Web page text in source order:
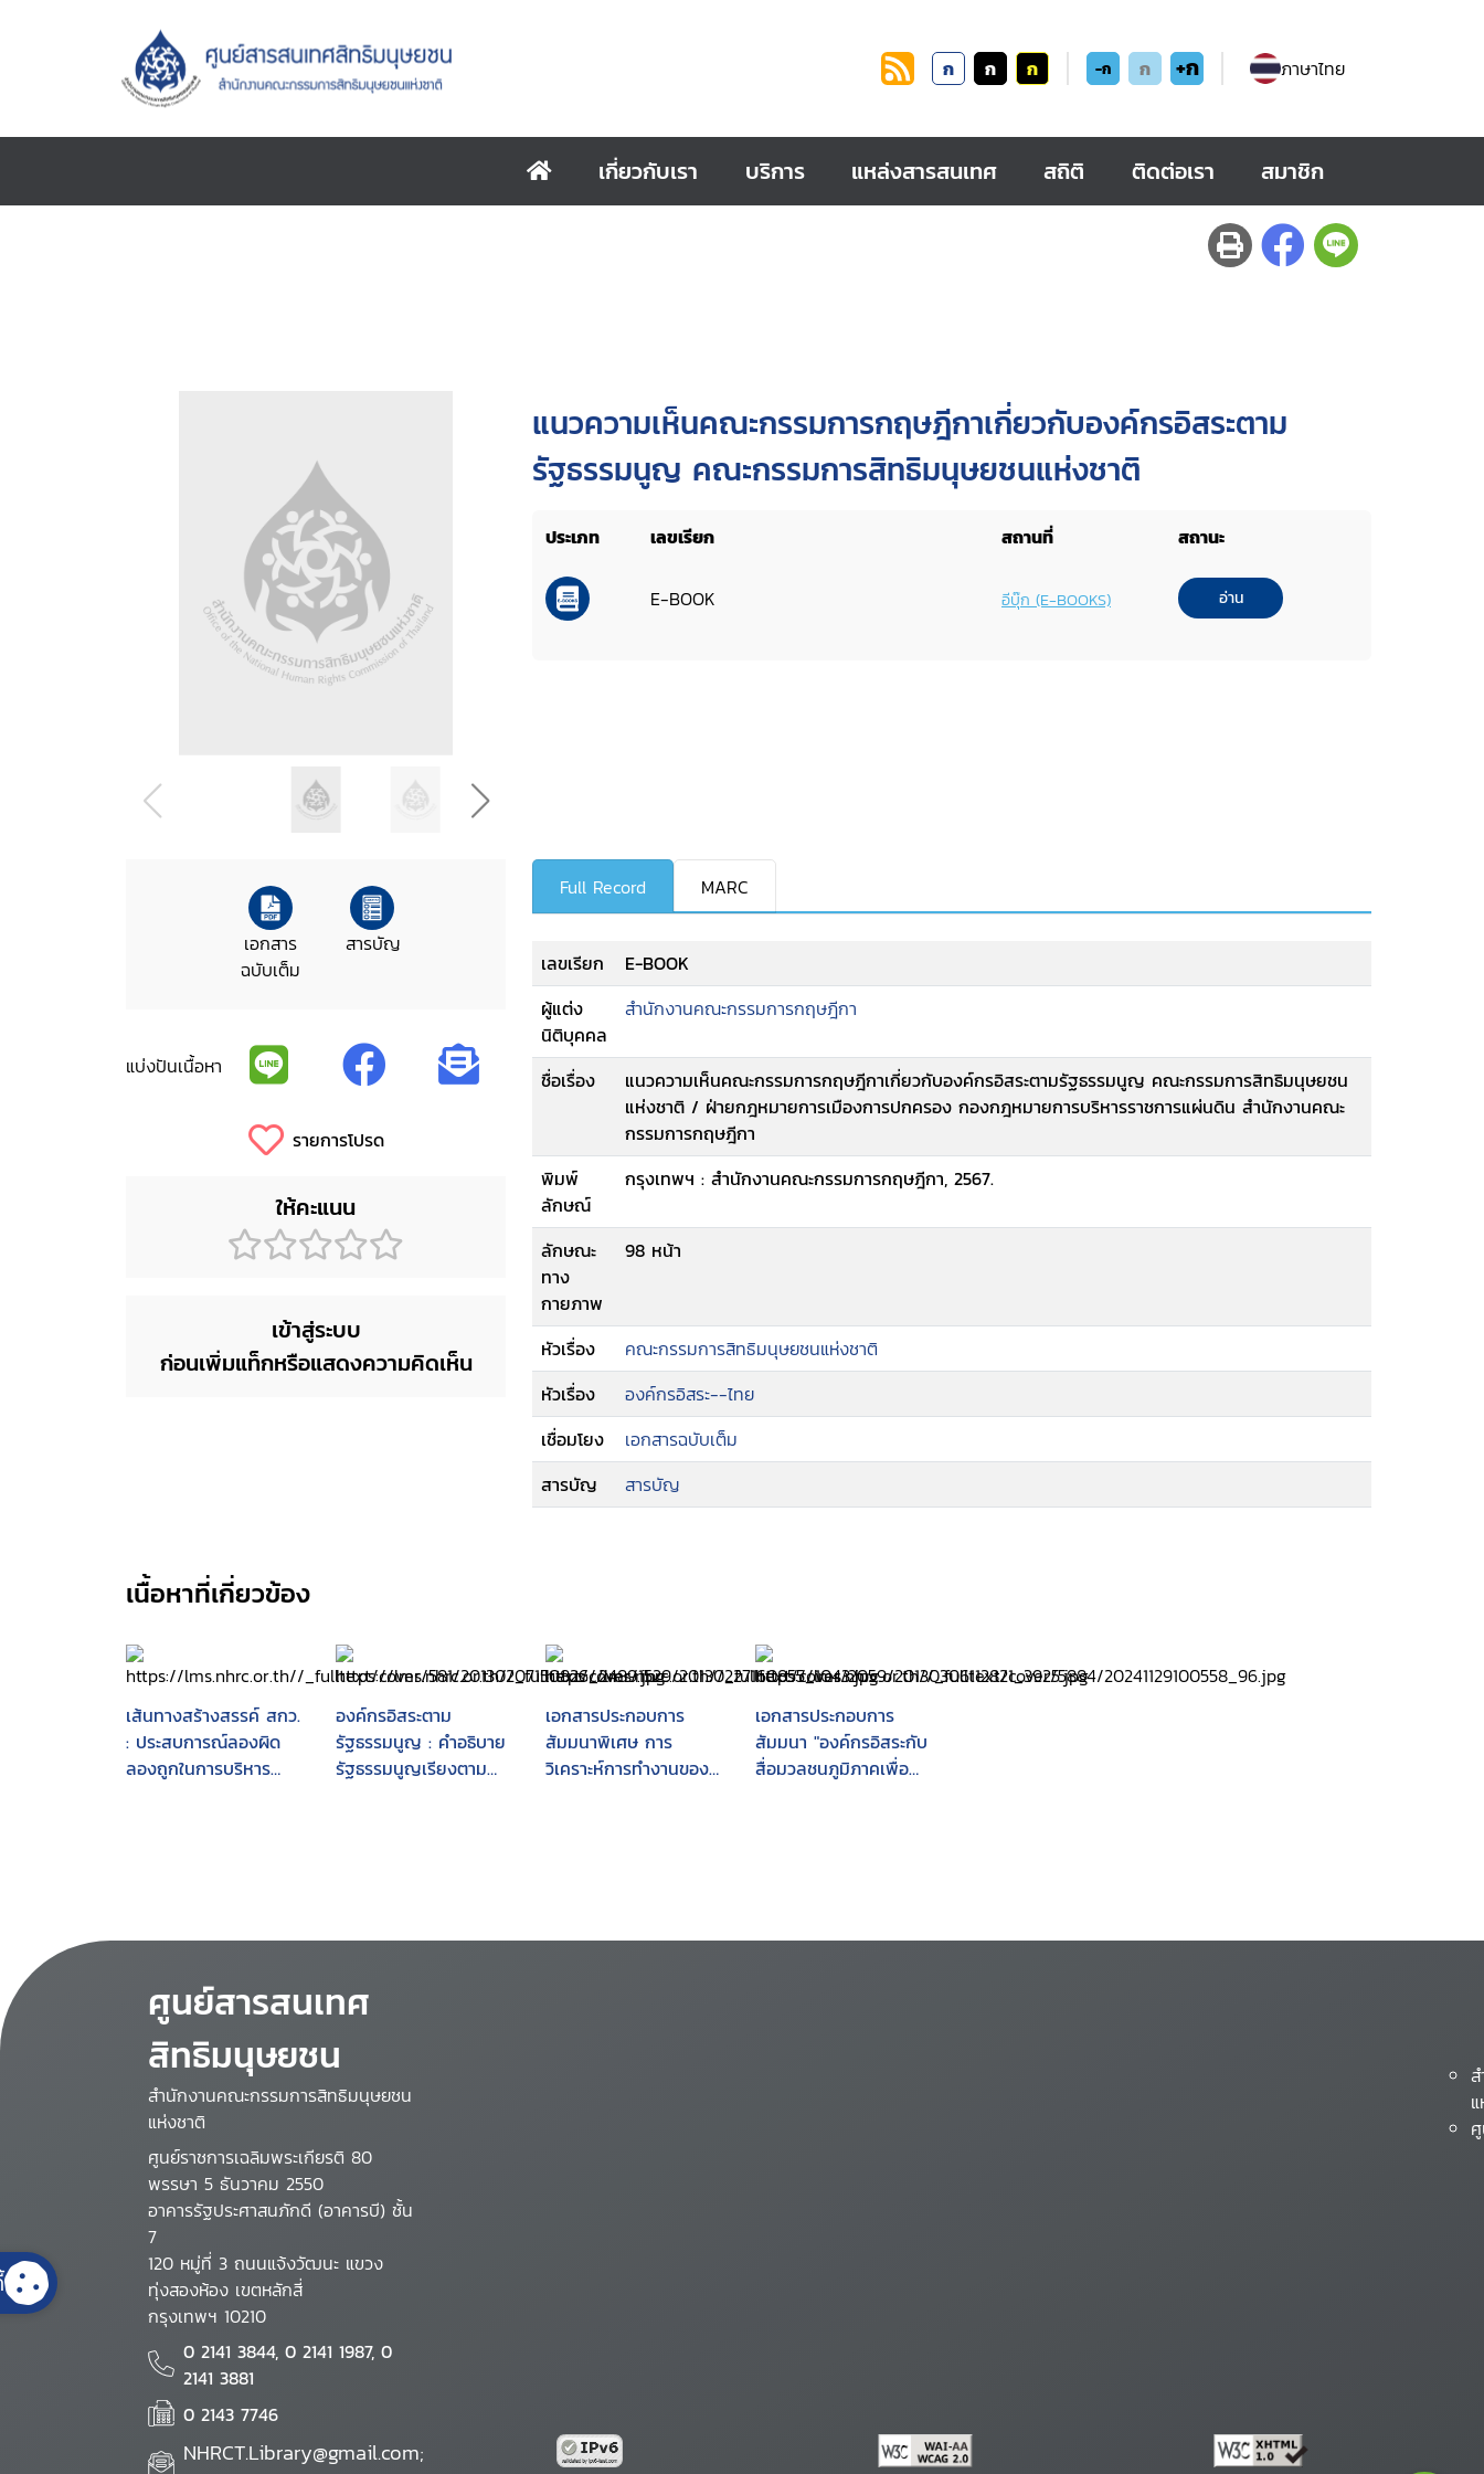
ก ก ก -ก ก +ก ภาษาไทย
เกี่ยวกับเรา บริการ แหล่งสารสนเทศ สถิติ ติดต่อเรา สมาชิก
แนวความเห็นคณะกรรมการกฤษฎีกาเกี่ยวกับองค์กรอิสระตาม
รัฐธรรมนูญ คณะกรรมการสิทธิมนุษยชนแห่งชาติ
ประเภท เลขเรียก สถานที่ สถานะ
E-BOOK อีบุ๊ก (E-BOOKS) อ่าน
เอกสาร
ฉบับเต็ม
สารบัญ
แบ่งปันเนื้อหา
รายการโปรด
ให้คะแนน
เข้าสู่ระบบ
ก่อนเพิ่มแท็กหรือแสดงความคิดเห็น
Full Record MARC
เลขเรียก
E-BOOK
ผู้แต่ง
นิติบุคคล
สำนักงานคณะกรรมการกฤษฎีกา
ชื่อเรื่อง
แนวความเห็นคณะกรรมการกฤษฎีกาเกี่ยวกับองค์กรอิสระตามรัฐธรรมนูญ คณะกรรมการสิทธิมนุษยชน
แห่งชาติ / ฝ่ายกฎหมายการเมืองการปกครอง กองกฎหมายการบริหารราชการแผ่นดิน สำนักงานคณะ
กรรมการกฤษฎีกา
พิมพ์
ลักษณ์
กรุงเทพฯ : สำนักงานคณะกรรมการกฤษฎีกา, 2567.
ลักษณะ
ทาง
กายภาพ
98 หน้า
หัวเรื่อง
คณะกรรมการสิทธิมนุษยชนแห่งชาติ
หัวเรื่อง
องค์กรอิสระ--ไทย
เชื่อมโยง
เอกสารฉบับเต็ม
สารบัญ
สารบัญ
เนื้อหาที่เกี่ยวข้อง
เส้นทางสร้างสรรค์ สกว.
: ประสบการณ์ลองผิด
ลองถูกในการบริหาร
องค์กรอิสระตาม
รัฐธรรมนูญ : คำอธิบาย
รัฐธรรมนูญเรียงตาม
เอกสารประกอบการ
สัมมนาพิเศษ การ
วิเคราะห์การทำงานของ
เอกสารประกอบการ
สัมมนา "องค์กรอิสระกับ
สื่อมวลชนภูมิภาคเพื่อ
ศูนย์สารสนเทศ
สิทธิมนุษยชน
สำนักงานคณะกรรมการสิทธิมนุษยชน
แห่งชาติ
ศูนย์ราชการเฉลิมพระเกียรติ 80
พรรษา 5 ธันวาคม 2550
อาคารรัฐประศาสนภักดี (อาคารบี) ชั้น
7
120 หมู่ที่ 3 ถนนแจ้งวัฒนะ แขวง
ทุ่งสองห้อง เขตหลักสี่
กรุงเทพฯ 10210
0 2141 3844, 0 2141 1987, 0
2141 3881
0 2143 7746
NHRCT.Library@gmail.com;